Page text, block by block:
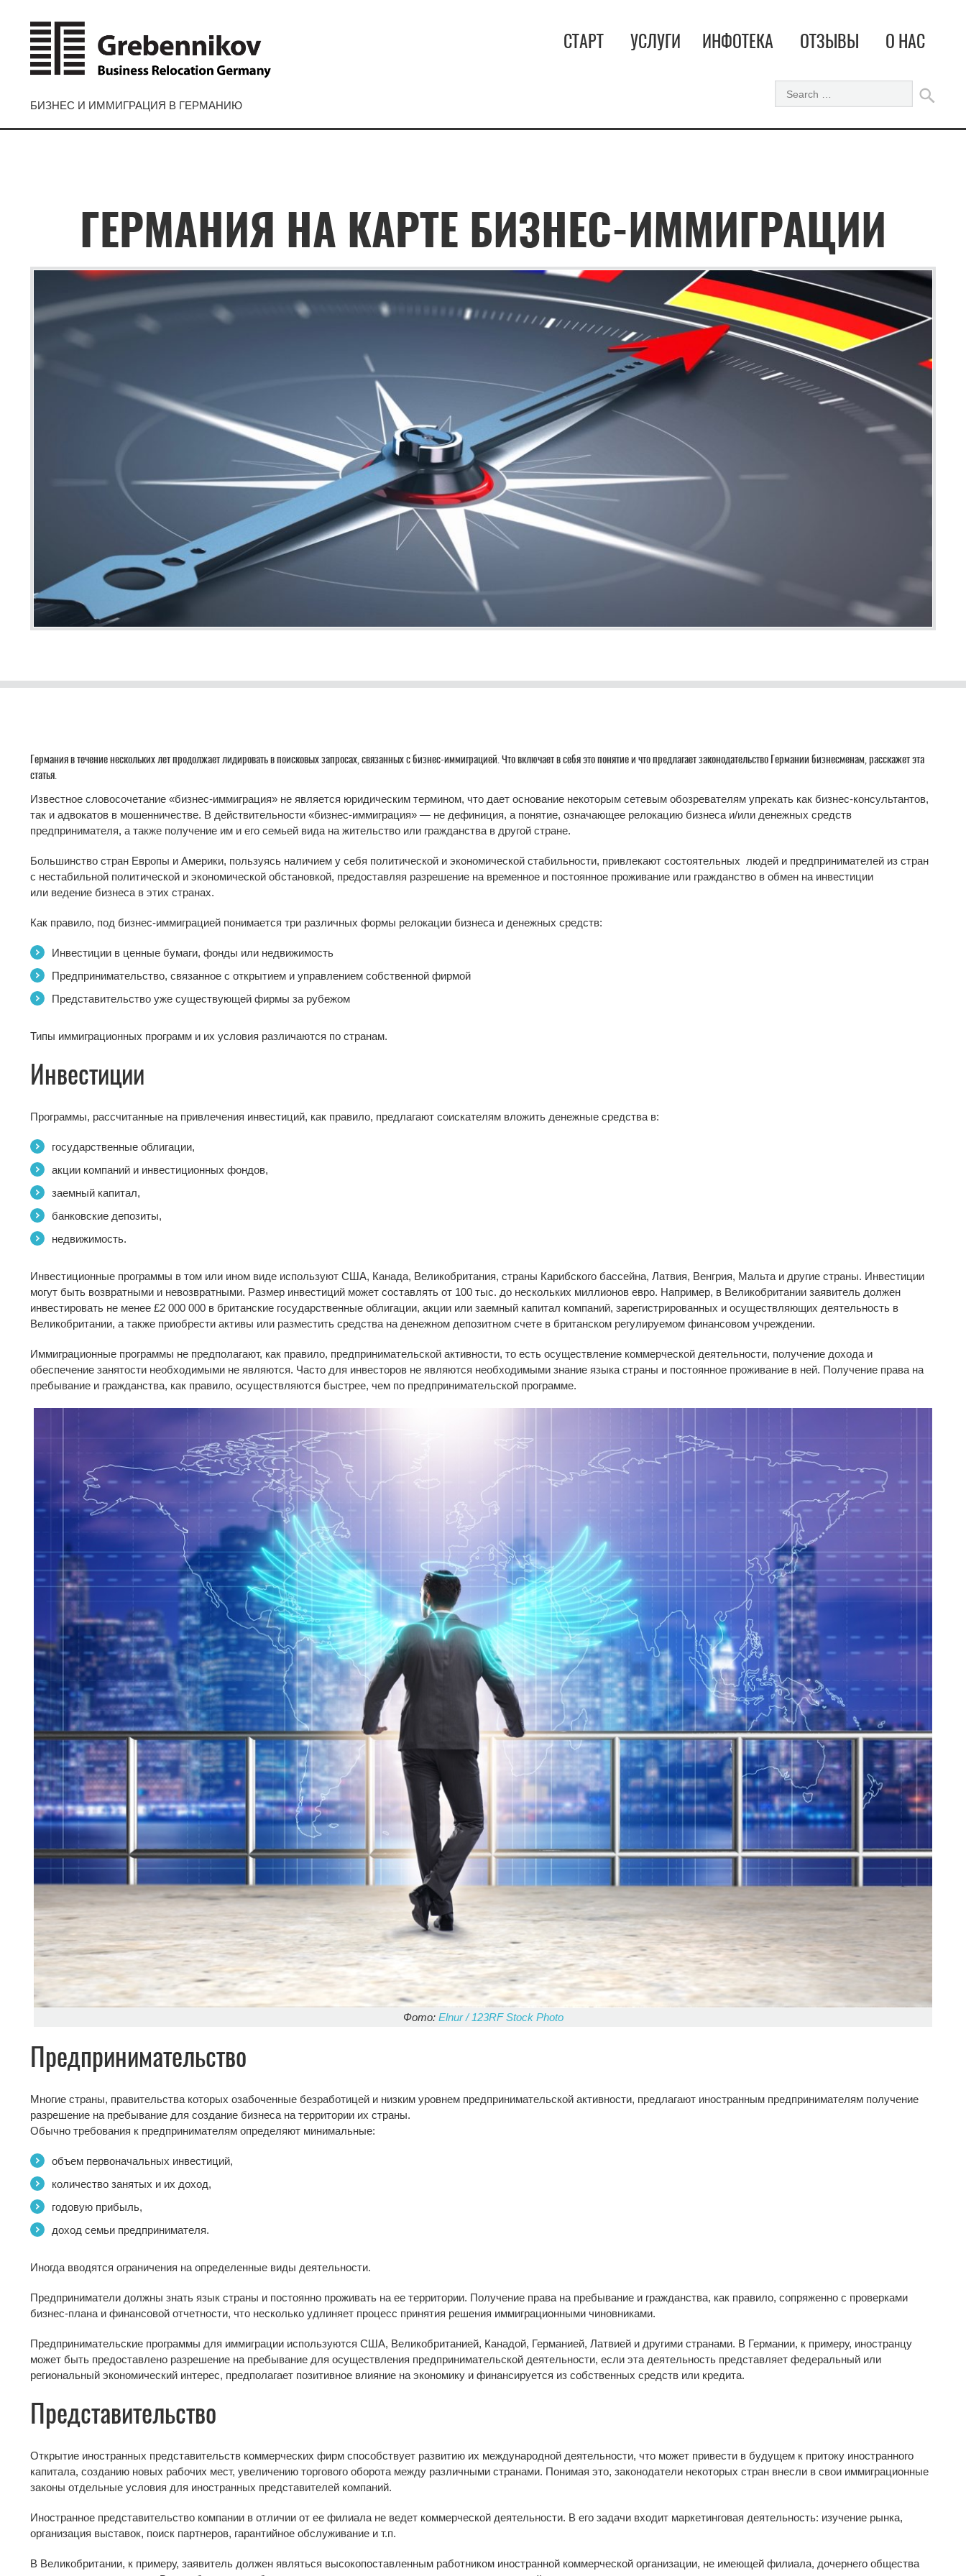
БИЗНЕС И ИММИГРАЦИЯ В ГЕРМАНИЮ
СТАРТ УСЛУГИ ИНФОТЕКА ОТЗЫВЫ О НАС
ГЕРМАНИЯ НА КАРТЕ БИЗНЕС-ИММИГРАЦИИ
Германия в течение нескольких лет продолжает лидировать в поисковых запросах, связанных с бизнес-иммиграцией. Что включает в себя это понятие и что предлагает законодательство Германии бизнесменам, расскажет эта
статья.
Известное словосочетание «бизнес-иммиграция» не является юридическим термином, что дает основание некоторым сетевым обозревателям упрекать как бизнес-консультантов,
так и адвокатов в мошенничестве. В действительности «бизнес-иммиграция» — не дефиниция, а понятие, означающее релокацию бизнеса и/или денежных средств
предпринимателя, а также получение им и его семьей вида на жительство или гражданства в другой стране.
Большинство стран Европы и Америки, пользуясь наличием у себя политической и экономической стабильности, привлекают состоятельных людей и предпринимателей из стран
с нестабильной политической и экономической обстановкой, предоставляя разрешение на временное и постоянное проживание или гражданство в обмен на инвестиции
или ведение бизнеса в этих странах.
Как правило, под бизнес-иммиграцией понимается три различных формы релокации бизнеса и денежных средств:
Инвестиции в ценные бумаги, фонды или недвижимость
Предпринимательство, связанное с открытием и управлением собственной фирмой
Представительство уже существующей фирмы за рубежом
Типы иммиграционных программ и их условия различаются по странам.
Инвестиции
Программы, рассчитанные на привлечения инвестиций, как правило, предлагают соискателям вложить денежные средства в:
государственные облигации,
акции компаний и инвестиционных фондов,
заемный капитал,
банковские депозиты,
недвижимость.
Инвестиционные программы в том или ином виде используют США, Канада, Великобритания, страны Карибского бассейна, Латвия, Венгрия, Мальта и другие страны. Инвестиции
могут быть возвратными и невозвратными. Размер инвестиций может составлять от 100 тыс. до нескольких миллионов евро. Например, в Великобритании заявитель должен
инвестировать не менее £2 000 000 в британские государственные облигации, акции или заемный капитал компаний, зарегистрированных и осуществляющих деятельность в
Великобритании, а также приобрести активы или разместить средства на денежном депозитном счете в британском регулируемом финансовом учреждении.
Иммиграционные программы не предполагают, как правило, предпринимательской активности, то есть осуществление коммерческой деятельности, получение дохода и
обеспечение занятости необходимыми не являются. Часто для инвесторов не являются необходимыми знание языка страны и постоянное проживание в ней. Получение права на
пребывание и гражданства, как правило, осуществляются быстрее, чем по предпринимательской программе.
Фото: Elnur / 123RF Stock Photo
Предпринимательство
Многие страны, правительства которых озабоченные безработицей и низким уровнем предпринимательской активности, предлагают иностранным предпринимателям получение
разрешение на пребывание для создание бизнеса на территории их страны.
Обычно требования к предпринимателям определяют минимальные:
объем первоначальных инвестиций,
количество занятых и их доход,
годовую прибыль,
доход семьи предпринимателя.
Иногда вводятся ограничения на определенные виды деятельности.
Предприниматели должны знать язык страны и постоянно проживать на ее территории. Получение права на пребывание и гражданства, как правило, сопряженно с проверками
бизнес-плана и финансовой отчетности, что несколько удлиняет процесс принятия решения иммиграционными чиновниками.
Предпринимательские программы для иммиграции используются США, Великобританией, Канадой, Германией, Латвией и другими странами. В Германии, к примеру, иностранцу
может быть предоставлено разрешение на пребывание для осуществления предпринимательской деятельности, если эта деятельность представляет федеральный или
региональный экономический интерес, предполагает позитивное влияние на экономику и финансируется из собственных средств или кредита.
Представительство
Открытие иностранных представительств коммерческих фирм способствует развитию их международной деятельности, что может привести в будущем к притоку иностранного
капитала, созданию новых рабочих мест, увеличению торгового оборота между различными странами. Понимая это, законодатели некоторых стран внесли в свои иммиграционные
законы отдельные условия для иностранных представителей компаний.
Иностранное представительство компании в отличии от ее филиала не ведет коммерческой деятельности. В его задачи входит маркетинговая деятельность: изучение рынка,
организация выставок, поиск партнеров, гарантийное обслуживание и т.п.
В Великобритании, к примеру, заявитель должен являться высокопоставленным работником иностранной коммерческой организации, не имеющей филиала, дочернего общества